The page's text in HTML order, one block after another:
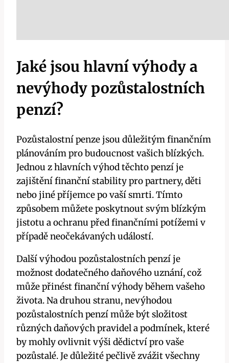
Jaké jsou hlavní výhody a
nevýhody pozůstalostních
penzí?
Pozůstalostní penze jsou důležitým finančním
plánováním pro budoucnost vašich blízkých.
Jednou z hlavních výhod těchto penzí je
zajištění finanční stability pro partnery, děti
nebo jiné příjemce po vaší smrti. Tímto
způsobem můžete poskytnout svým blízkým
jistotu a ochranu před finančními potížemi v
případě neočekávaných událostí.
Další výhodou pozůstalostních penzí je
možnost dodatečného daňového uznání, což
může přinést finanční výhody během vašeho
života. Na druhou stranu, nevýhodou
pozůstalostních penzí může být složitost
různých daňových pravidel a podmínek, které
by mohly ovlivnit výši dědictví pro vaše
pozůstalé. Je důležité pečlivě zvážit všechny